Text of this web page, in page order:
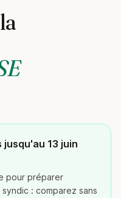
13 juin
pour préparer
: comparez sans